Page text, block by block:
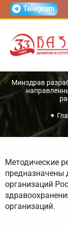
ПерейтиTelegram
Минздрав
✦
Методические
предназначены
организаций
организаций.